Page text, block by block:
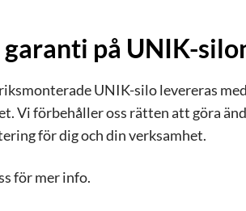
garanti på UNIK-
UNIK-silo levereras
Vi förbehåller oss rätten att göra
för dig och din verksamhet.
för mer info.